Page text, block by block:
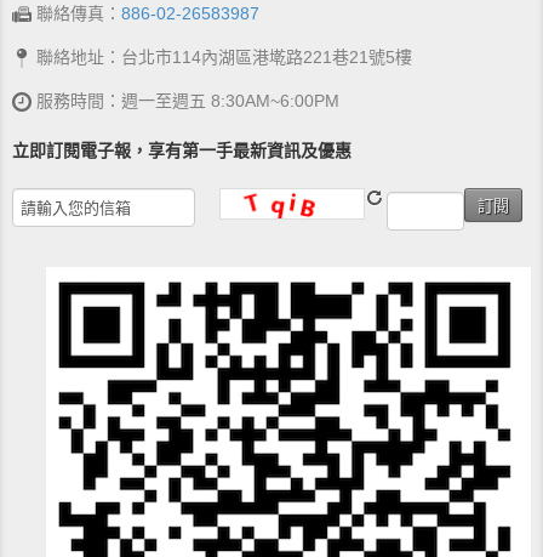
聯絡傳真： 886-02-26583987
聯絡地址：台北市114內湖區港墘路221巷21號5樓
服務時間：週一至週五 8:30AM~6:00PM
立即訂閱電子報，享有第一手最新資訊及優惠